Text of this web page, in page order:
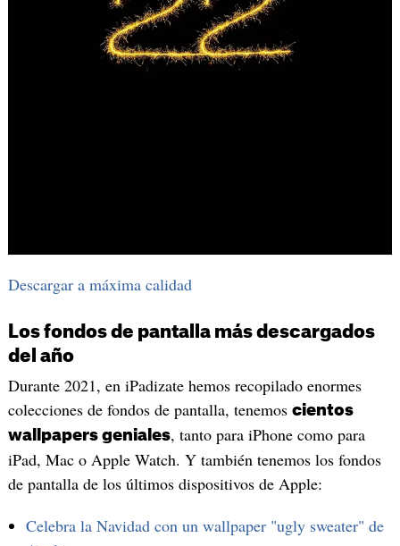
Descargar a máxima calidad
Los fondos de pantalla más descargados
del año
Durante 2021, en iPadizate hemos recopilado enormes
colecciones de fondos de pantalla, tenemos cientos
wallpapers geniales, tanto para iPhone como para
iPad, Mac o Apple Watch. Y también tenemos los fondos
de pantalla de los últimos dispositivos de Apple:
Celebra la Navidad con un wallpaper "ugly sweater" de